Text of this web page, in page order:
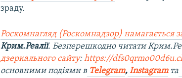
зраду.
Роскомнагляд (Роскомнадзор) намагається
Крим.Реалії. Безперешкодно читати
дзеркального сайту:https://
основними подіями в Telegram, Instagramта